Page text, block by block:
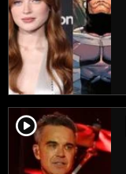
player2